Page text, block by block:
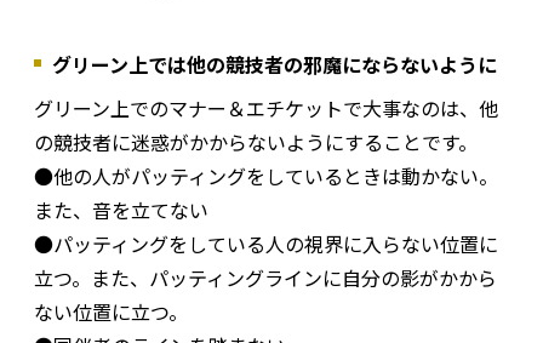
グリーン上では他の競技者の邪魔にならないように
グリーン上でのマナー＆エチケットで大事なのは、他
の競技者に迷惑がかからないようにすることです。
●他の人がパッティングをしているときは動かない。
また、音を立てない
●パッティングをしている人の視界に入らない位置に
立つ。また、パッティングラインに自分の影がかから
ない位置に立つ。